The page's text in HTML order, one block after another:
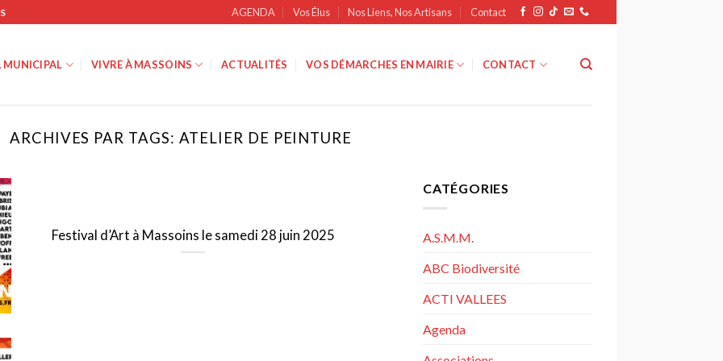
AGENDA Vos Élus Nos Liens, Nos Artisans Contact
MUNICIPAL VIVRE À MASSOINS ACTUALITÉS VOS DÉMARCHES EN MAIRIE CONTACT
ARCHIVES PAR TAGS: ATELIER DE PEINTURE
Festival d’Art à Massoins le samedi 28 juin 2025
CATÉGORIES
A.S.M.M.
ABC Biodiversité
ACTI VALLEES
Agenda